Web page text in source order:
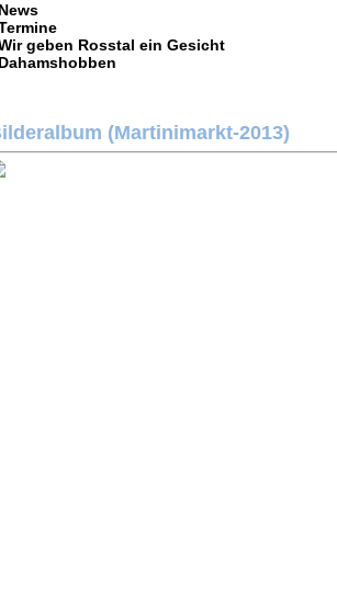
geben Rosstal ein Gesicht
(Martinimarkt-2013)